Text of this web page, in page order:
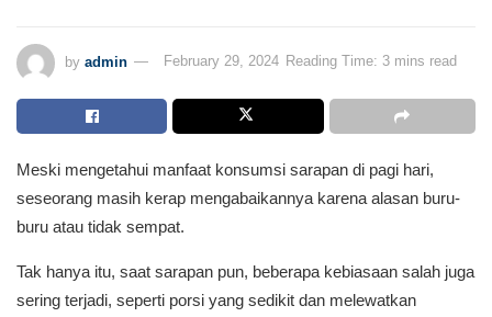
by admin February 29, 2024 Reading Time: 3 mins read
Meski mengetahui manfaat konsumsi sarapan di pagi hari,
seseorang masih kerap mengabaikannya karena alasan buru-
buru atau tidak sempat.
Tak hanya itu, saat sarapan pun, beberapa kebiasaan salah juga
sering terjadi, seperti porsi yang sedikit dan melewatkan